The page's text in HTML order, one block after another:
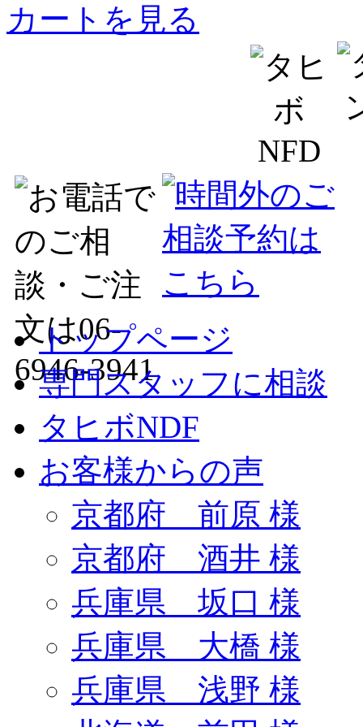
カートを見る
トップページ
専門スタッフに相談
タヒボNDF
お客様からの声
京都府 前原 様
京都府 酒井 様
兵庫県 坂口 様
兵庫県 大橋 様
兵庫県 浅野 様